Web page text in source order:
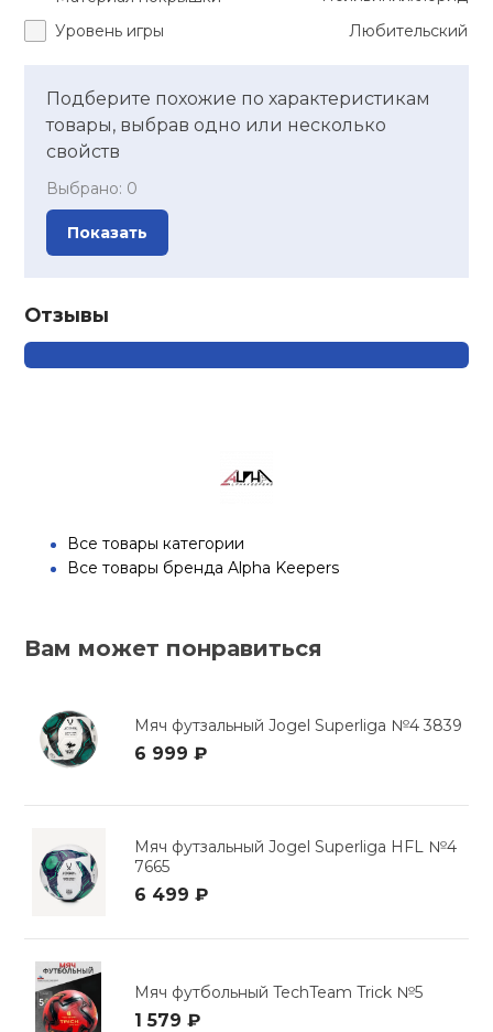
Уровень игры
Любительский
Подберите похожие по характеристикам
товары, выбрав одно или несколько
свойств
Выбрано: 0
Показать
Отзывы
Все товары категории
Все товары бренда Alpha Keepers
Вам может понравиться
Мяч футзальный Jogel Superliga №4 3839
6 999 ₽
Мяч футзальный Jogel Superliga HFL №4
7665
6 499 ₽
Мяч футбольный TechTeam Trick №5
1 579 ₽